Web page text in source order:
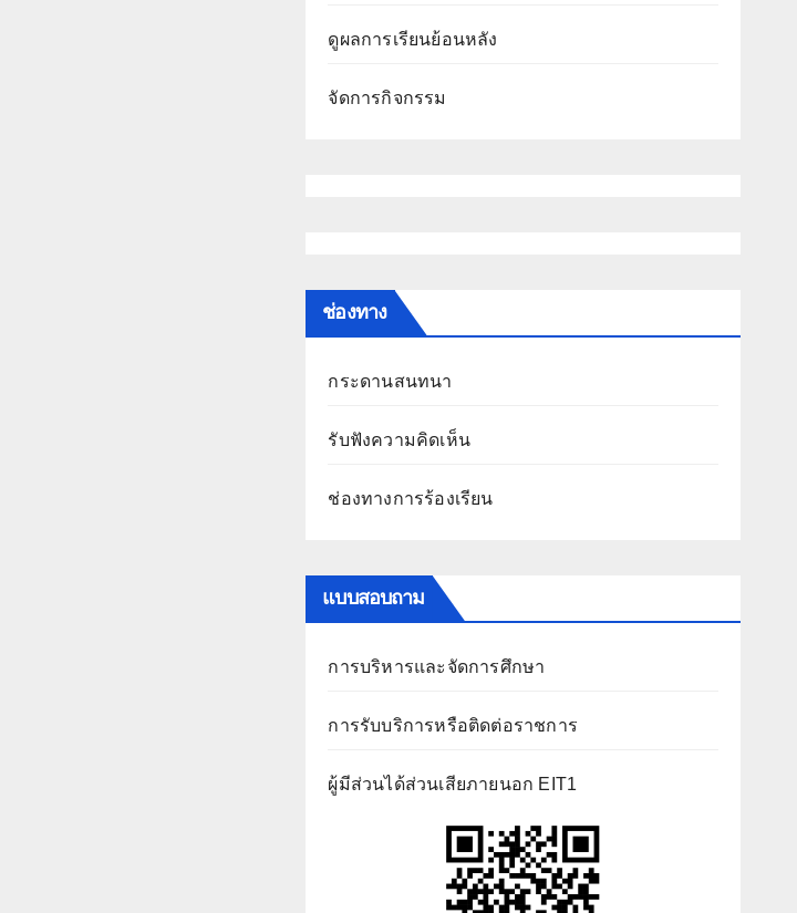
ดูผลการเรียนย้อนหลัง
จัดการกิจกรรม
ช่องทาง
กระดานสนทนา
รับฟังความคิดเห็น
ช่องทางการร้องเรียน
แบบสอบถาม
การบริหารและจัดการศึกษา
การรับบริการหรือติดต่อราชการ
ผู้มีส่วนได้ส่วนเสียภายนอก EIT1